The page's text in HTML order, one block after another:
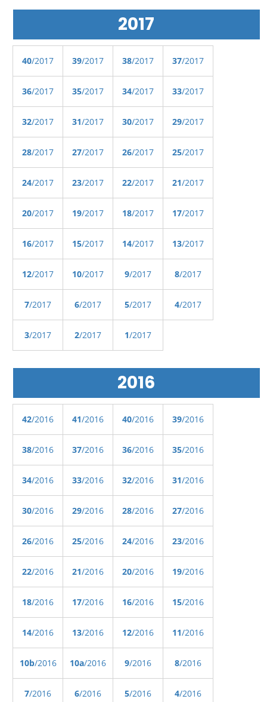
2017
40/2017 39/2017 38/2017 37/2017
36/2017 35/2017 34/2017 33/2017
32/2017 31/2017 30/2017 29/2017
28/2017 27/2017 26/2017 25/2017
24/2017 23/2017 22/2017 21/2017
20/2017 19/2017 18/2017 17/2017
16/2017 15/2017 14/2017 13/2017
12/2017 10/2017 9/2017 8/2017
7/2017 6/2017 5/2017 4/2017
3/2017 2/2017 1/2017
2016
42/2016 41/2016 40/2016 39/2016
38/2016 37/2016 36/2016 35/2016
34/2016 33/2016 32/2016 31/2016
30/2016 29/2016 28/2016 27/2016
26/2016 25/2016 24/2016 23/2016
22/2016 21/2016 20/2016 19/2016
18/2016 17/2016 16/2016 15/2016
14/2016 13/2016 12/2016 11/2016
10b/2016 10a/2016 9/2016 8/2016
7/2016 6/2016 5/2016 4/2016